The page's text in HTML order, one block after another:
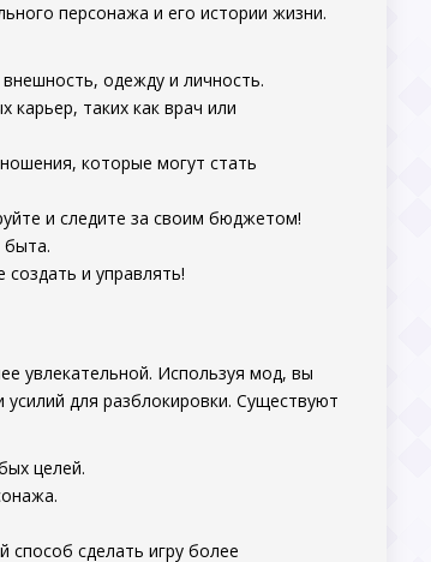
персонажа и его истории жизни.
одежду и личность.
таких как врач или
которые могут стать
и следите за своим бюджетом!
быта.
и управлять!
увлекательной. Используя мод, вы
для разблокировки. Существуют
целей.
способ сделать игру более